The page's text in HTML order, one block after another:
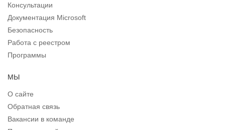
Консультации
Документация Microsoft
Безопасность
Работа с реестром
Программы
МЫ
О сайте
Обратная связь
Вакансии в команде